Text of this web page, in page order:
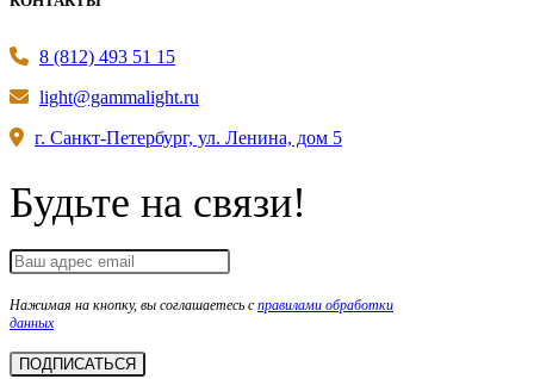
8 (812) 493 51 15
light@gammalight.ru
г. Санкт-Петербург, ул. Ленина, дом 5
Будьте на связи!
Нажимая на кнопку, вы соглашаетесь справилами обработки
данных